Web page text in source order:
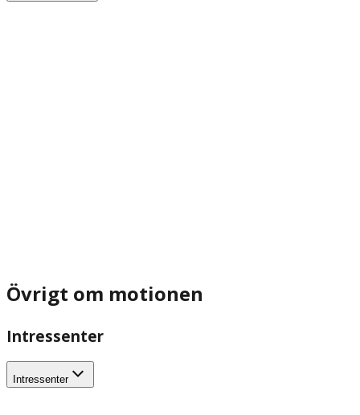
Övrigt om motionen
Intressenter
Intressenter